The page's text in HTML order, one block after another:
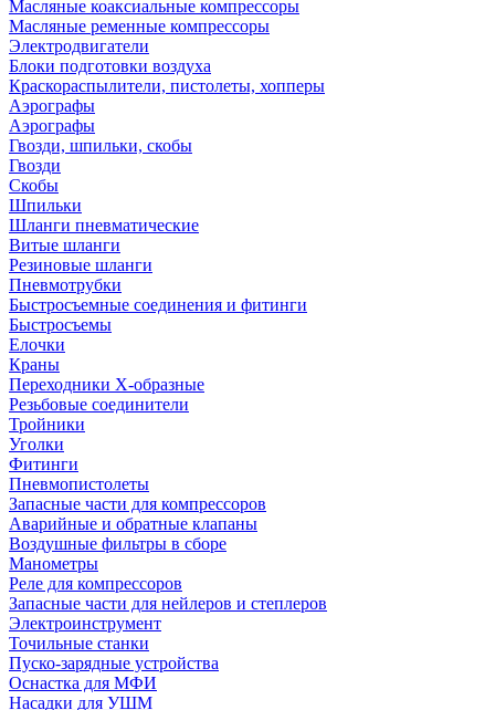
Масляные коаксиальные компрессоры
Масляные ременные компрессоры
Электродвигатели
Блоки подготовки воздуха
Краскораспылители, пистолеты, хопперы
Аэрографы
Аэрографы
Гвозди, шпильки, скобы
Гвозди
Скобы
Шпильки
Шланги пневматические
Витые шланги
Резиновые шланги
Пневмотрубки
Быстросъемные соединения и фитинги
Быстросъемы
Елочки
Краны
Переходники Х-образные
Резьбовые соединители
Тройники
Уголки
Фитинги
Пневмопистолеты
Запасные части для компрессоров
Аварийные и обратные клапаны
Воздушные фильтры в сборе
Манометры
Реле для компрессоров
Запасные части для нейлеров и степлеров
Электроинструмент
Точильные станки
Пуско-зарядные устройства
Оснастка для МФИ
Насадки для УШМ